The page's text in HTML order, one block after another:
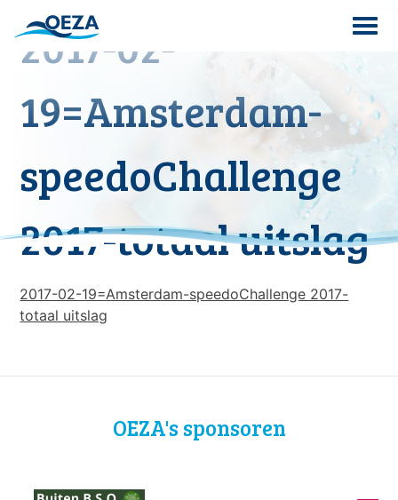
content
Search
for:
2017-02-
19=Amsterdam-
speedoChallenge
2017-totaal uitslag
2017-02-19=Amsterdam-speedoChallenge 2017-
totaal uitslag
OEZA's sponsoren